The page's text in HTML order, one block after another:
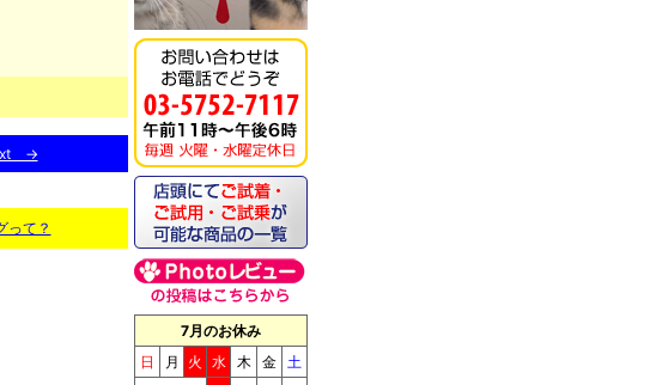
→
って？
7月のお休み
日
月 火 水 木 金 土
《キッチンドッグ！》モ
ンデリ
《キッチンドッグ！》ブ
リス（至福のケーキ）